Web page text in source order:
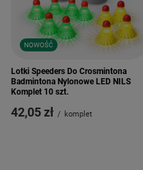
NOWOŚĆ
Lotki Speeders Do Crosmintona
Badmintona Nylonowe LED NILS
Komplet 10 szt.
42,05 zł / komplet